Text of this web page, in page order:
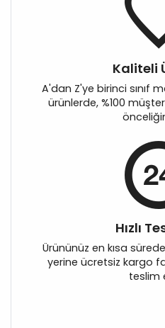
Kaliteli
A'dan Z'ye birinci sınıf
ürünlerde, %100
Hızlı
Ürününüz en kısa
yerine ücretsiz kargo
teslim